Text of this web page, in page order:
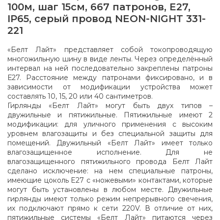
100м, шаг 15см, 667 патронов, E27,
IP65, серый провод NEON-NIGHT 331-
221
«Белт Лайт» представляет собой токопроводящую
многожильную шину в виде ленты. Через определённый
интервал на ней последовательно закреплены патроны
Е27. Расстояние между патронами фиксировано, и в
зависимости от модификации устройства может
составлять 10, 15, 20 или 40 сантиметров.
Гирлянды «Белт Лайт» могут быть двух типов –
двужильные и пятижильные. Пятижильные имеют 2
модификации: для уличного применения с высоким
уровнем влагозащиты и без специальной защиты для
помещений. Двужильный «Белт Лайт» имеет только
влагозащищенное исполнение. Для не
влагозащищенного пятижильного провода Белт Лайт
сделано исключение: на нем специальные патроны,
имеющие цоколь E27 с «ножевыми» контактами, которые
могут быть установлены в любом месте. Двужильные
гирлянды имеют только режим непрерывного свечения,
их подключают прямо к сети 220V. В отличие от них,
пятижильные системы «Белт Лайт» питаются через